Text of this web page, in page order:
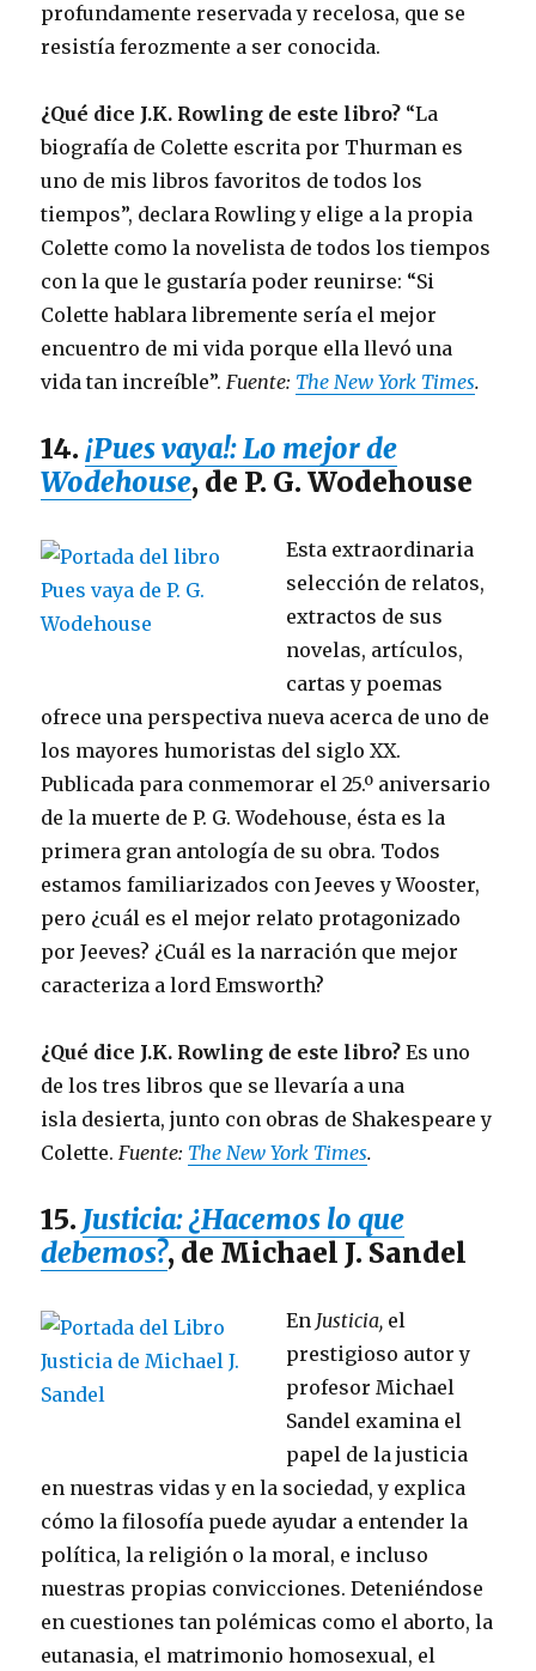
profundamente reservada y recelosa, que se
resistía ferozmente a ser conocida.
¿Qué dice J.K. Rowling de este libro? “La
biografía de Colette escrita por Thurman es
uno de mis libros favoritos de todos los
tiempos”, declara Rowling y elige a la propia
Colette como la novelista de todos los tiempos
con la que le gustaría poder reunirse: “Si
Colette hablara libremente sería el mejor
encuentro de mi vida porque ella llevó una
vida tan increíble”. Fuente: The New York Times.
14.¡Pues vaya!: Lo mejor de
Wodehouse, de P. G. Wodehouse
Esta extraordinaria
selección de relatos,
extractos de sus
novelas, artículos,
cartas y poemas
ofrece una perspectiva nueva acerca de uno de
los mayores humoristas del siglo XX.
Publicada para conmemorar el 25.º aniversario
de la muerte de P. G. Wodehouse, ésta es la
primera gran antología de su obra. Todos
estamos familiarizados con Jeeves y Wooster,
pero ¿cuál es el mejor relato protagonizado
por Jeeves? ¿Cuál es la narración que mejor
caracteriza a lord Emsworth?
¿Qué dice J.K. Rowling de este libro?Es uno
de los tres libros que se llevaría a una
isla desierta, junto con obras de Shakespeare y
Colette. Fuente: The New York Times.
15. Justicia: ¿Hacemos lo que
debemos?, de Michael J. Sandel
En Justicia, el
prestigioso autor y
profesor Michael
Sandel examina el
papel de la justicia
en nuestras vidas y en la sociedad, y explica
cómo la filosofía puede ayudar a entender la
política, la religión o la moral, e incluso
nuestras propias convicciones. Deteniéndose
en cuestiones tan polémicas como el aborto, la
eutanasia, el matrimonio homosexual, el